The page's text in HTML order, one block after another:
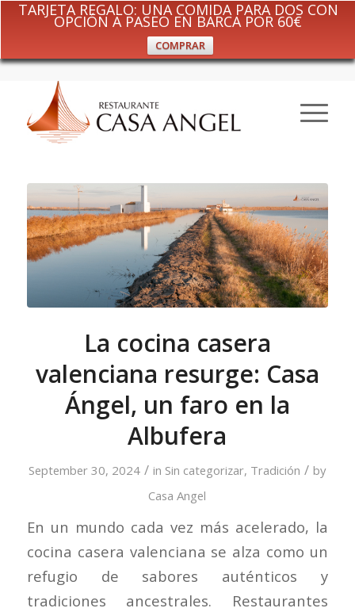
TARJETA REGALO: UNA COMIDA PARA DOS CON
OPCIÓN A PASEO EN BARCA POR 60€
COMPRAR
La cocina casera
valenciana resurge: Casa
Ángel, un faro en la
Albufera
September 30, 2024 / in Sin categorizar, Tradición / by
Casa Angel
En un mundo cada vez más acelerado, la
cocina casera valenciana se alza como un
refugio de sabores auténticos y
tradiciones ancestrales. Restaurantes